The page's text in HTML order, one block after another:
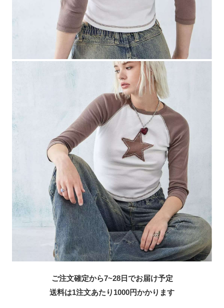
ご注文確定から7~28日でお届け予定
送料は1注文あたり 1000円かかります